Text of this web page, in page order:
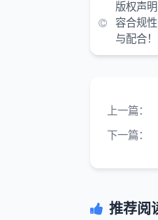
版权声
容合规
与配合！
上一篇：
下一篇：
推荐阅